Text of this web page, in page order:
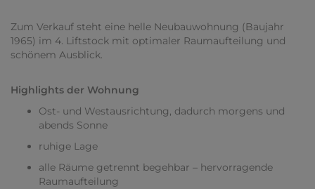
Zum Verkauf steht eine helle Neubauwohnung (Baujahr
1965) im 4. Liftstock mit optimaler Raumaufteilung und
schönem Ausblick.
Highlights der Wohnung
Ost- und Westausrichtung, dadurch morgens und
abends Sonne
ruhige Lage
alle Räume getrennt begehbar – hervorragende
Raumaufteilung